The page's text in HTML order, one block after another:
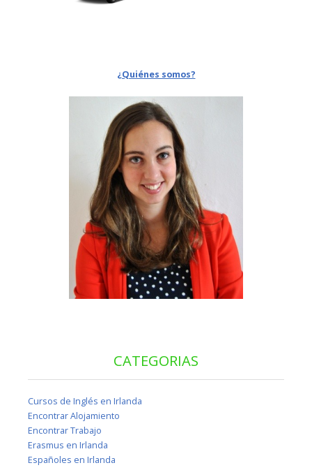
¿Quiénes somos?
CATEGORIAS
Cursos de Inglés en Irlanda
Encontrar Alojamiento
Encontrar Trabajo
Erasmus en Irlanda
Españoles en Irlanda